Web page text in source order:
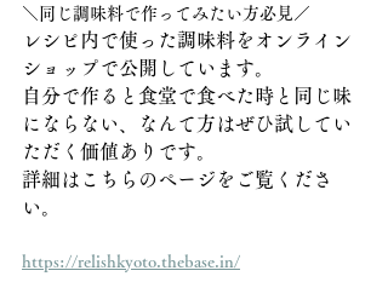
＼同じ調味料で作ってみたい方必見／
レシピ内で使った調味料をオンライン
ショップで公開しています。
自分で作ると食堂で食べた時と同じ味
にならない、なんて方はぜひ試してい
ただく価値ありです。
詳細はこちらのページをご覧くださ
い。
https://relishkyoto.thebase.in/